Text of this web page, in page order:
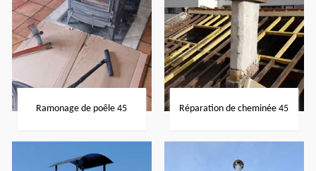
Ramonage de poêle 45 Réparation de cheminée 45